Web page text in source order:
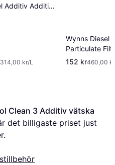
Additiv Additiv
314,00 kr/L
Wynns Diesel
Particulate
Cleaner
152 kr460,00
Clean 3 Additiv vätska
det billigaste priset just